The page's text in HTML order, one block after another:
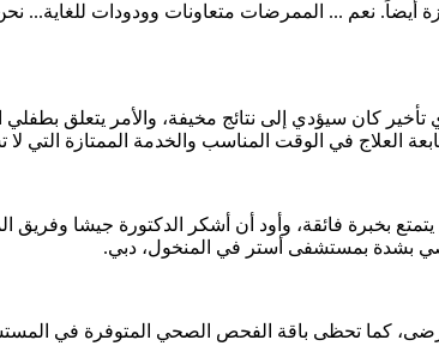
أيضاً. نعم ... الممرضات متعاونات وودودات
كان سيؤدي إلى نتائج مخيفة، والأمر يتعلق بطفلي
العلاج في الوقت المناسب والخدمة الممتازة التي لا
بخبرة فائقة، وأود أن أشكر الدكتورة جيشا
بشدة بمستشفى أستر في المنخول، دبي.
كما تحظى باقة الفحص الصحي المتوفرة في